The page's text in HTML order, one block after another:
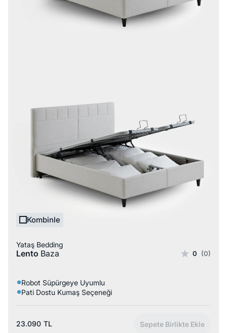
Kombinle
Yataş Bedding
Lento Baza 0 (0)
Robot Süpürgeye Uyumlu
Pati Dostu Kumaş Seçeneği
23.090 TL Sepete Birlikte Ekle